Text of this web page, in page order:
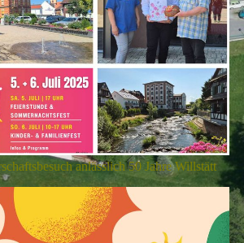
anlässlich 50 Jahre Willstätt